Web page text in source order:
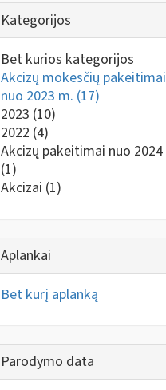
Kategorijos
Bet kurios kategorijos
Akcizų mokesčių pakeitimai
nuo 2023 m. (17)
2023 (10)
2022 (4)
Akcizų pakeitimai nuo 2024
(1)
Akcizai (1)
Aplankai
Bet kurį aplanką
Parodymo data